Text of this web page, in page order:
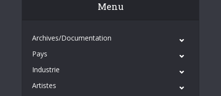
Menu
Archives/Documentation
Pays
Industrie
Artistes